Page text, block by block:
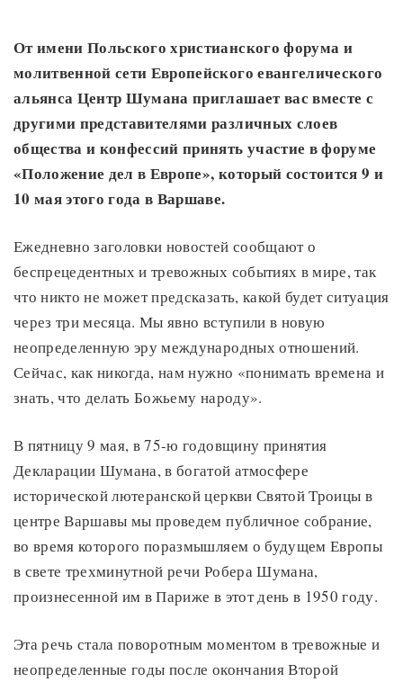
От имени Польского христианского форума и
молитвенной сети Европейского евангелического
альянса Центр Шумана приглашает вас вместе с
другими представителями различных слоев
общества и конфессий принять участие в форуме
«Положение дел в Европе», который состоится 9 и
10 мая этого года в Варшаве.
Ежедневно заголовки новостей сообщают о
беспрецедентных и тревожных событиях в мире, так
что никто не может предсказать, какой будет ситуация
через три месяца. Мы явно вступили в новую
неопределенную эру международных отношений.
Сейчас, как никогда, нам нужно «понимать времена и
знать, что делать Божьему народу».
В пятницу 9 мая, в 75-ю годовщину принятия
Декларации Шумана, в богатой атмосфере
исторической лютеранской церкви Святой Троицы в
центре Варшавы мы проведем публичное собрание,
во время которого поразмышляем о будущем Европы
в свете трехминутной речи Робера Шумана,
произнесенной им в Париже в этот день в 1950 году.
Эта речь стала поворотным моментом в тревожные и
неопределенные годы после окончания Второй